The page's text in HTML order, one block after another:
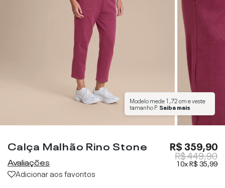
Modelo mede1,72 cme veste
tamanhoP. Saiba mais
Calça Malhão Rino Stone
Avaliações
Adicionar aos favoritos
R$ 359,90
R$ 449,90
10xR$ 35,99